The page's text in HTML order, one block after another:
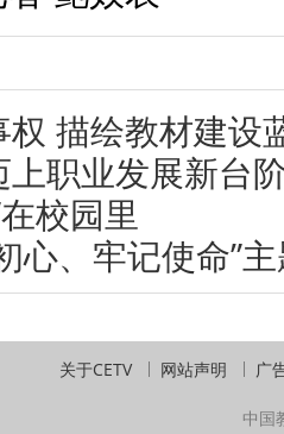
描绘教材建设
职业发展新台
校园里
心、牢记使命”
关于CETV 网站声明 广
中国